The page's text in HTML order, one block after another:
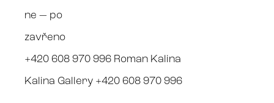
ne — po
zavřeno
+420 608 970 996 Roman Kalina
Kalina Gallery +420 608 970 996